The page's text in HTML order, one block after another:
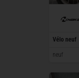
Vélo neuf
neuf